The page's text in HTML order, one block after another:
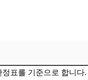
표를 기준으로 합니다.